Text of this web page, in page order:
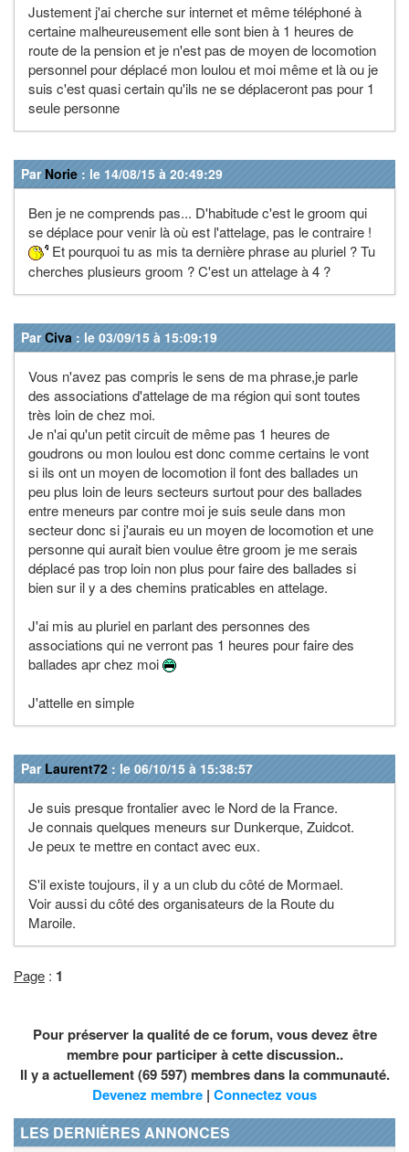
Justement j'ai cherche sur internet et même téléphoné à
certaine malheureusement elle sont bien à 1 heures de
route de la pension et je n'est pas de moyen de locomotion
personnel pour déplacé mon loulou et moi même et là ou je
suis c'est quasi certain qu'ils ne se déplaceront pas pour 1
seule personne
Par Norie : le 14/08/15 à 20:49:29
Ben je ne comprends pas... D'habitude c'est le groom qui
se déplace pour venir là où est l'attelage, pas le contraire !
Et pourquoi tu as mis ta dernière phrase au pluriel ? Tu
cherches plusieurs groom ? C'est un attelage à 4 ?
ParCiva : le 03/09/15 à 15:09:19
Vous n'avez pas compris le sens de ma phrase,je parle
des associations d'attelage de ma région qui sont toutes
très loin de chez moi.
Je n'ai qu'un petit circuit de même pas 1 heures de
goudrons ou mon loulou est donc comme certains le vont
si ils ont un moyen de locomotion il font des ballades un
peu plus loin de leurs secteurs surtout pour des ballades
entre meneurs par contre moi je suis seule dans mon
secteur donc si j'aurais eu un moyen de locomotion et une
personne qui aurait bien voulue être groom je me serais
déplacé pas trop loin non plus pour faire des ballades si
bien sur il y a des chemins praticables en attelage.
J'ai mis au pluriel en parlant des personnes des
associations qui ne verront pas 1 heures pour faire des
ballades apr chez moi
J'attelle en simple
Par Laurent72 : le 06/10/15 à 15:38:57
Je suis presque frontalier avec le Nord de la France.
Je connais quelques meneurs sur Dunkerque, Zuidcot.
Je peux te mettre en contact avec eux.
S'il existe toujours, il y a un club du côté de Mormael.
Voir aussi du côté des organisateurs de la Route du
Maroile.
Page : 1
Pour préserver la qualité de ce forum, vous devez être
membre pour participer à cette discussion..
Il y a actuellement (69 597) membres dans la communauté.
Devenez membre | Connectez vous
LES DERNIÈRES ANNONCES